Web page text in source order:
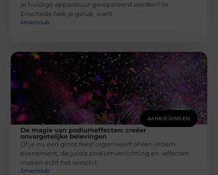
je huidige apparatuur gerepareerd worden? In
Enschede heb je geluk, want
Smartclub
AANBIEDINGEN
De magie van podiumeffecten: creëer
onvergetelijke belevingen
Of je nu een groot feest organiseert of een intiem
evenement, de juiste podiumverlichting en -effecten
maken echt het verschil.
Smartclub